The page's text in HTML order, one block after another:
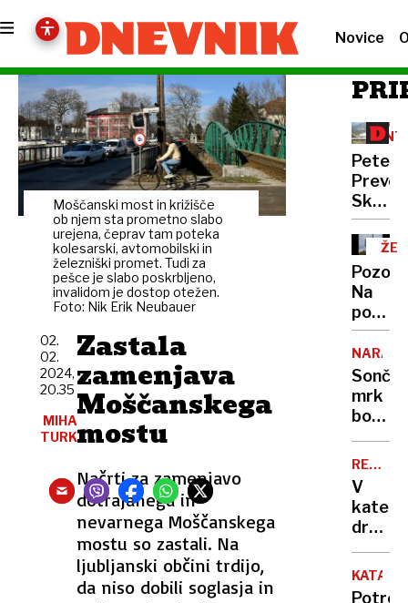
Novice
Moščanski most in križišče
ob njem sta prometno slabo
urejena, čeprav tam poteka
kolesarski, avtomobilski in
železniški promet. Tudi za
pešce je slabo poskrbljeno,
invalidom je dostop otežen.
Foto: Nik Erik Neubauer
Zastala
zamenjava
Moščanskega
mostu
Načrti za zamenjavo
dotrajanega in
nevarnega Moščanskega
mostu so zastali. Na
ljubljanski občini trdijo,
da niso dobili soglasja in
02.
02.
2024,
20.35
MIHA
TURK
Peter
Prevc:
policaji
niso
dela
Pozor:
Na
poti
z
morja
nas
bo
lovil
NARAVA
mrk
bodo
ovirali
oblaki
PET
V
živijo
ljudje
z
Potres